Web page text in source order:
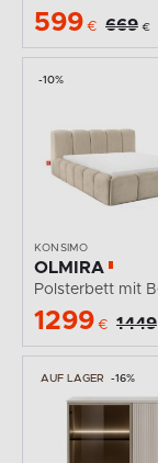
599 € 669 €
-10%
KONSIMO
OLMIRA
1299 € 1449
AUF LAGER -16%